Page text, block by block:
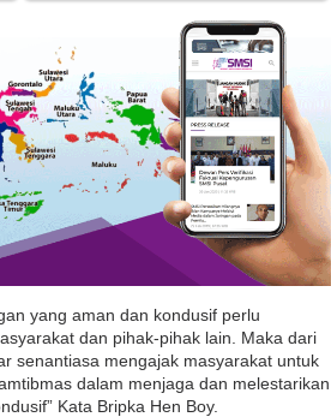
yang aman dan kondusif perlu
dan pihak-pihak lain. Maka dari
senantiasa mengajak masyarakat untuk
dalam menjaga dan melestarikan
Kata Bripka Hen Boy.